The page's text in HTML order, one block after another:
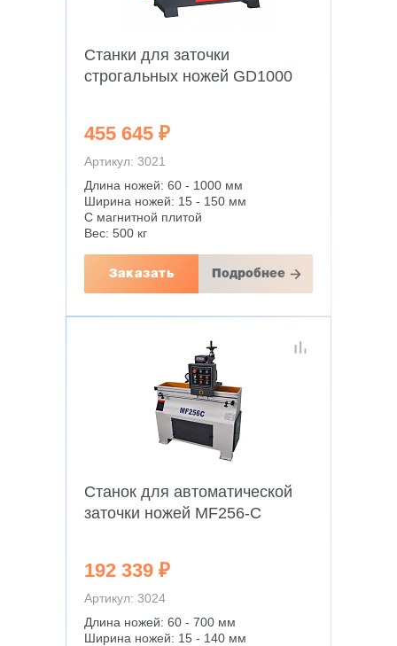
Станки для заточки
строгальных ножей GD1000
455 645 ₽
Артикул: 3021
Длина ножей: 60 - 1000 мм
Ширина ножей: 15 - 150 мм
С магнитной плитой
Вес: 500 кг
Заказать Подробнее
Станок для автоматической
заточки ножей MF256-С
192 339 ₽
Артикул: 3024
Длина ножей: 60 - 700 мм
Ширина ножей: 15 - 140 мм